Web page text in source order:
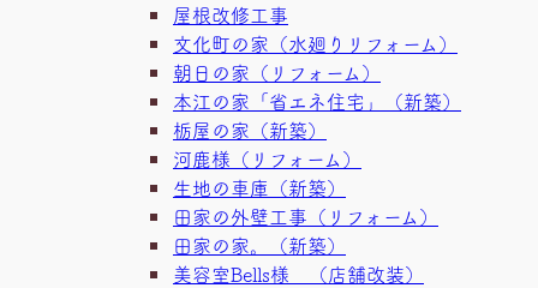
屋根改修工事
文化町の家（水廻りリフォーム）
朝日の家（リフォーム）
本江の家「省エネ住宅」（新築）
栃屋の家（新築）
河鹿様（リフォーム）
生地の車庫（新築）
田家の外壁工事（リフォーム）
田家の家。（新築）
美容室Bells様 （店舗改装）